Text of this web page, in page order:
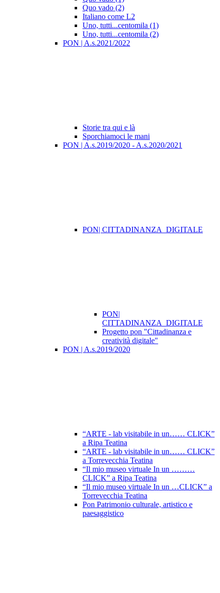
Quo vado (2)
Italiano come L2
Uno, tutti...centomila (1)
Uno, tutti...centomila (2)
PON | A.s.2021/2022
Storie tra qui e là
Sporchiamoci le mani
PON | A.s.2019/2020 - A.s.2020/2021
PON| CITTADINANZA_DIGITALE
PON|
CITTADINANZA_DIGITALE
Progetto pon "Cittadinanza e
creatività digitale"
PON | A.s.2019/2020
“ARTE - lab visitabile in un…… CLICK”
a Ripa Teatina
“ARTE - lab visitabile in un…… CLICK”
a Torrevecchia Teatina
“Il mio museo virtuale In un ………
CLICK” a Ripa Teatina
“Il mio museo virtuale In un …CLICK” a
Torrevecchia Teatina
Pon Patrimonio culturale, artistico e
paesaggistico